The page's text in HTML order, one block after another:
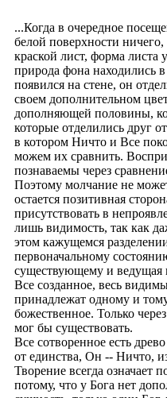
...Когда в очередное
белой поверхности ничего,
краской лист, форма листа
природа фона находились
появился на стене, он
своем дополнительном
дополняющей половины,
которые отделились друг
в котором Ничто и Все
можем их сравнить.
познаваемы через
Поэтому молчание не
остается позитивная
присутствовать в
лишь видимость, так как
этом кажущемся
первоначальному
существующему и ведущая
Все созданное, весь
принадлежат одному и
божественное. Только
мог бы существовать.
Все сотворенное есть
от единства, Он -- Ничто,
Творение всегда означает
потому, что у Бога нет